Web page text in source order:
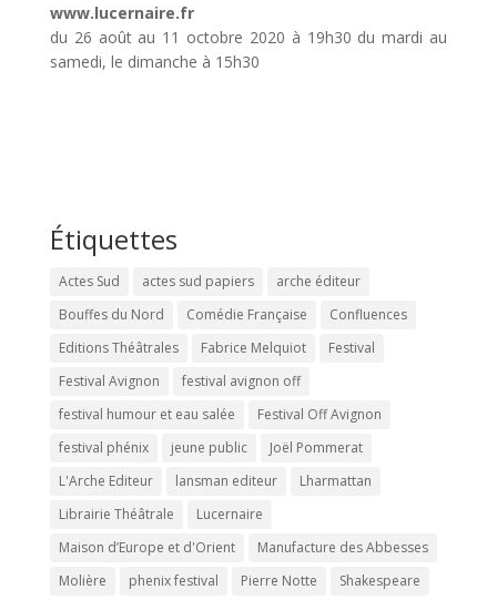
www.lucernaire.fr
du 26 août au 11 octobre 2020 à 19h30 du mardi au
samedi, le dimanche à 15h30
Étiquettes
Actes Sud actes sud papiers
arche éditeur
Bouffes du Nord
Comédie Française
Confluences
Editions Théâtrales
Fabrice Melquiot
Festival
Festival Avignon
festival avignon off
festival humour et eau salée
Festival Off Avignon
festival phénix
jeune public
Joël Pommerat
L'Arche Editeur
lansman editeur
Lharmattan
Librairie Théâtrale
Lucernaire
Maison d’Europe et d'Orient
Manufacture des Abbesses
Molière
phenix festival Pierre Notte Shakespeare